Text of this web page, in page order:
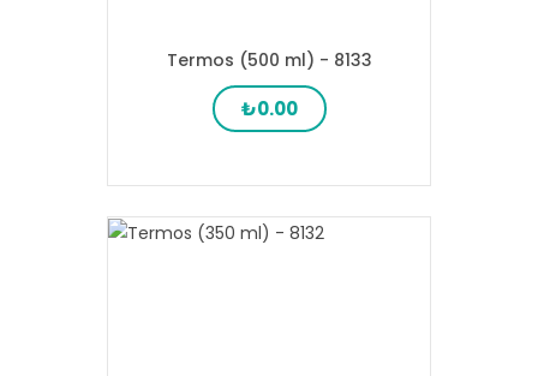
Termos (500 ml) - 8133
₺0.00